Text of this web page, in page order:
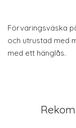
Förvaringsväska
och utrustad med
med ett hänglås.